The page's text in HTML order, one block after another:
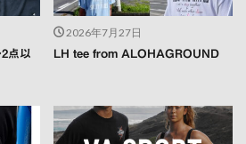
点以
2026年7月27日
LH tee from ALOHAGROUND